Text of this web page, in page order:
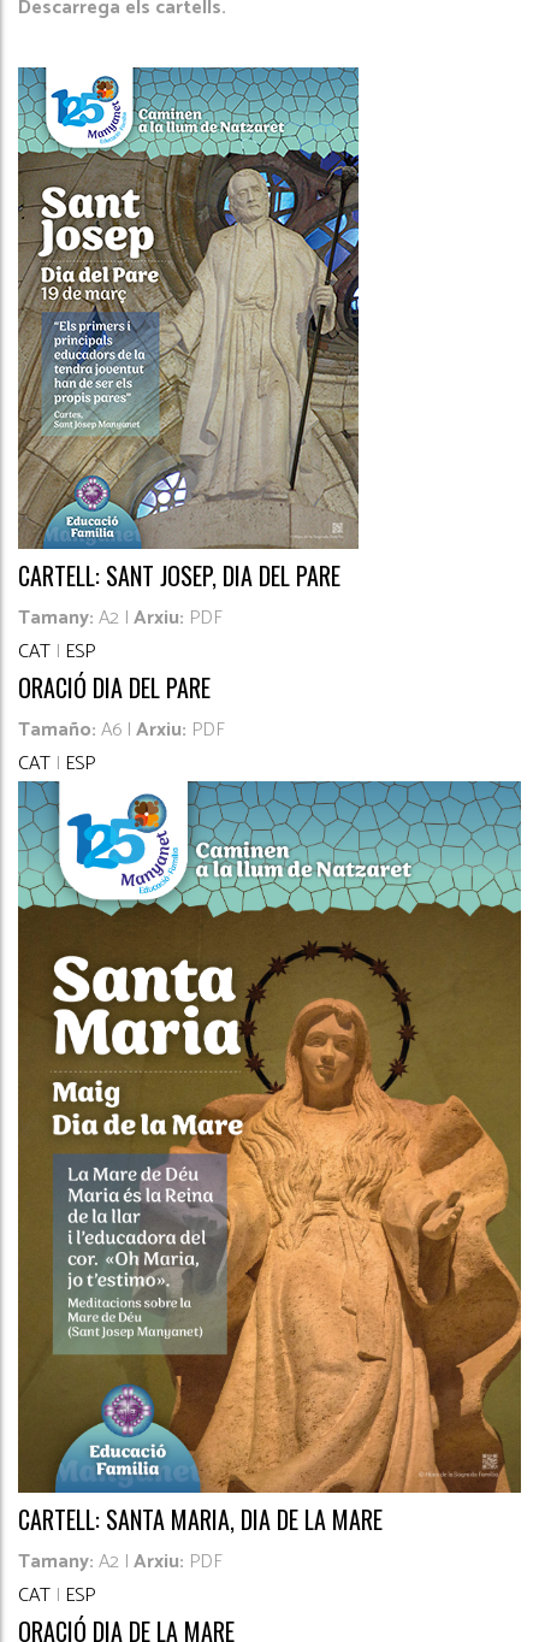
Descarrega els cartells.
CARTELL: SANT JOSEP, DIA DEL PARE
Tamany:A2 |Arxiu: PDF
CAT | ESP
ORACIÓ DIA DEL PARE
Tamaño:A6 |Arxiu: PDF
CAT | ESP
CARTELL: SANTA MARIA, DIA DE LA MARE
Tamany:A2 |Arxiu: PDF
CAT | ESP
ORACIÓ DIA DE LA MARE